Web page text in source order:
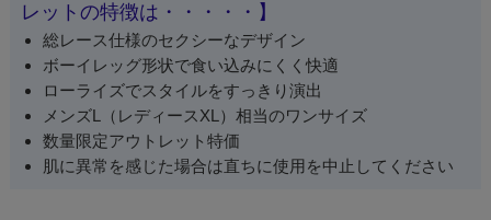
レットの特徴は・・・・・】
総レース仕様のセクシーなデザイン
ボーイレッグ形状で食い込みにくく快適
ローライズでスタイルをすっきり演出
メンズL（レディースXL）相当のワンサイズ
数量限定アウトレット特価
肌に異常を感じた場合は直ちに使用を中止してください